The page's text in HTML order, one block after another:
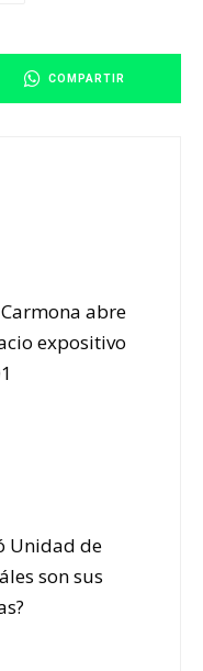
COMPARTIR
abre
expositivo
Unidad de
son sus